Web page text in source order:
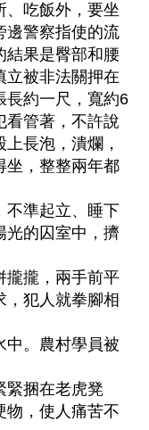
、吃飯外，要坐
邊警察指使的流
結果是臀部和腰
立被非法關押在
長約一尺，寬約6
看管著，不許說
長泡，潰爛，
坐，整整兩年都
不準起立、睡下
光的囚室中，擠
攏攏，兩手前平
，犯人就拳腳相
中。農村學員被
緊捆在老虎凳
物，使人痛苦不